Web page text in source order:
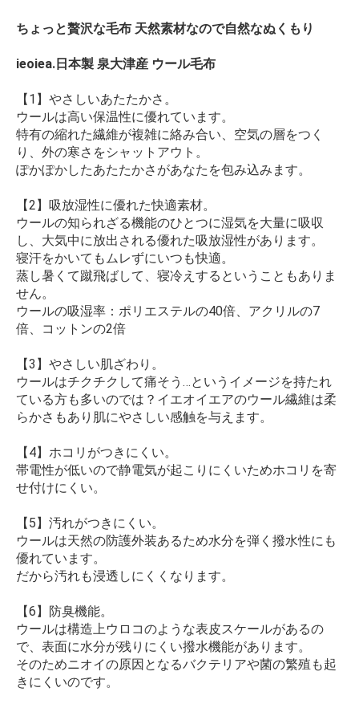
ちょっと贅沢な毛布 天然素材なので自然なぬくもり
ieoiea.日本製 泉大津産 ウール毛布
【1】やさしいあたたかさ。
ウールは高い保温性に優れています。
特有の縮れた繊維が複雑に絡み合い、空気の層をつく
り、外の寒さをシャットアウト。
ぽかぽかしたあたたかさがあなたを包み込みます。
【2】吸放湿性に優れた快適素材。
ウールの知られざる機能のひとつに湿気を大量に吸収
し、大気中に放出される優れた吸放湿性があります。
寝汗をかいてもムレずにいつも快適。
蒸し暑くて蹴飛ばして、寝冷えするということもありま
せん。
ウールの吸湿率：ポリエステルの40倍、アクリルの7
倍、コットンの2倍
【3】やさしい肌ざわり。
ウールはチクチクして痛そう…というイメージを持たれ
ている方も多いのでは？イエオイエアのウール繊維は柔
らかさもあり肌にやさしい感触を与えます。
【4】ホコリがつきにくい。
帯電性が低いので静電気が起こりにくいためホコリを寄
せ付けにくい。
【5】汚れがつきにくい。
ウールは天然の防護外装あるため水分を弾く撥水性にも
優れています。
だから汚れも浸透しにくくなります。
【6】防臭機能。
ウールは構造上ウロコのような表皮スケールがあるの
で、表面に水分が残りにくい撥水機能があります。
そのためニオイの原因となるバクテリアや菌の繁殖も起
きにくいのです。